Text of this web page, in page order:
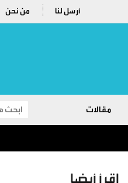
من نحن أرسل لنا
مقالات
اقرأ أيضا